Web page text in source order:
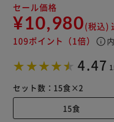
セール価格
¥10,980(税込)
109ポイント （1倍） info
4.47
セット数： 15食×2
15食